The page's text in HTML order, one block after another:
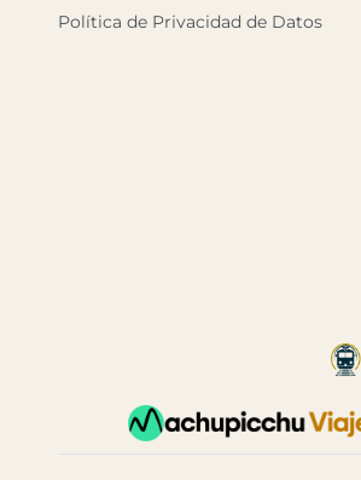
Política de Privacidad de Datos